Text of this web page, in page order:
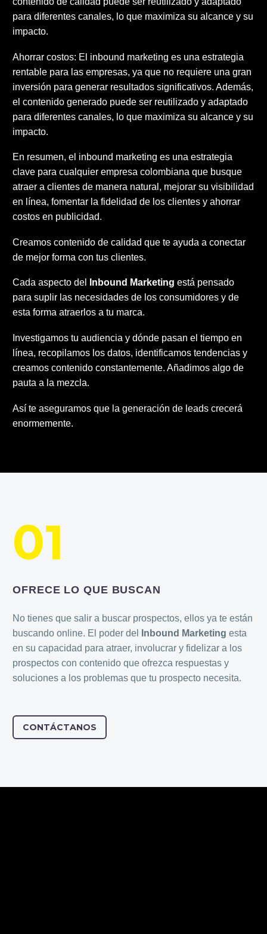
para diferentes canales, lo que maximiza su alcance y su
impacto.
Ahorrar costos: El inbound marketing es una estrategia
rentable para las empresas, ya que no requiere una gran
inversión para generar resultados significativos. Además,
el contenido generado puede ser reutilizado y adaptado
para diferentes canales, lo que maximiza su alcance y su
impacto.
En resumen, el inbound marketing es una estrategia
clave para cualquier empresa colombiana que busque
atraer a clientes de manera natural, mejorar su visibilidad
en línea, fomentar la fidelidad de los clientes y ahorrar
costos en publicidad.
Creamos contenido de calidad que te ayuda a conectar
de mejor forma con tus clientes.
Cada aspecto del Inbound Marketing está pensado
para suplir las necesidades de los consumidores y de
esta forma atraerlos a tu marca.
Investigamos tu audiencia y dónde pasan el tiempo en
línea, recopilamos los datos, identificamos tendencias y
creamos contenido constantemente. Añadimos algo de
pauta a la mezcla.
Así te aseguramos que la generación de leads crecerá
enormemente.
01
OFRECE LO QUE BUSCAN
No tienes que salir a buscar prospectos, ellos ya te están
buscando online. El poder del
Inbound Marketing esta
en su capacidad para atraer, involucrar y fidelizar a los
prospectos con contenido que ofrezca respuestas y
soluciones a los problemas que tu prospecto necesita.
CONTÁCTANOS